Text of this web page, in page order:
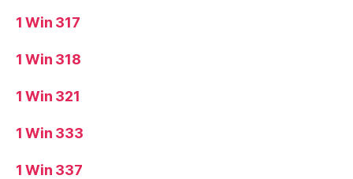
1 Win 317
1 Win 318
1 Win 321
1 Win 333
1 Win 337